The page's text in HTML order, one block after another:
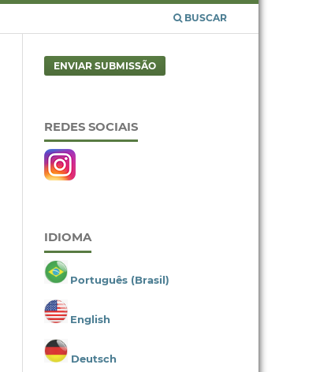
BUSCAR
ENVIAR SUBMISSÃO
REDES SOCIAIS
IDIOMA
Português (Brasil)
English
Deutsch